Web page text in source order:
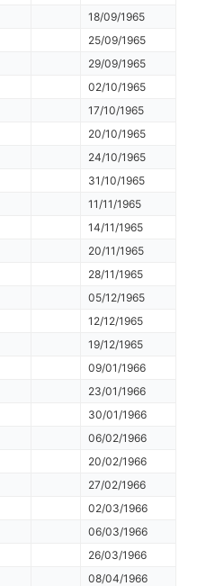
18/09/1965
25/09/1965
29/09/1965
02/10/1965
17/10/1965
20/10/1965
24/10/1965
31/10/1965
11/11/1965
14/11/1965
20/11/1965
28/11/1965
05/12/1965
12/12/1965
19/12/1965
09/01/1966
23/01/1966
30/01/1966
06/02/1966
20/02/1966
27/02/1966
02/03/1966
06/03/1966
26/03/1966
08/04/1966